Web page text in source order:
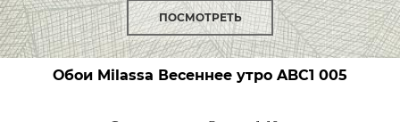
ПОСМОТРЕТЬ
Обои Milassa Весеннее утро ABC1 005